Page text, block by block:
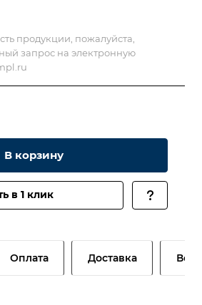
продукции, пожалуйста,
запрос на электронную
В корзину
в 1 клик
Оплата Доставка